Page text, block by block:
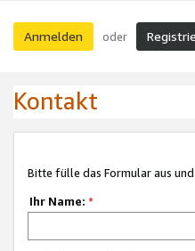
Anmelden oder
Kontakt
Bitte fülle das Formular aus
Ihr Name: *